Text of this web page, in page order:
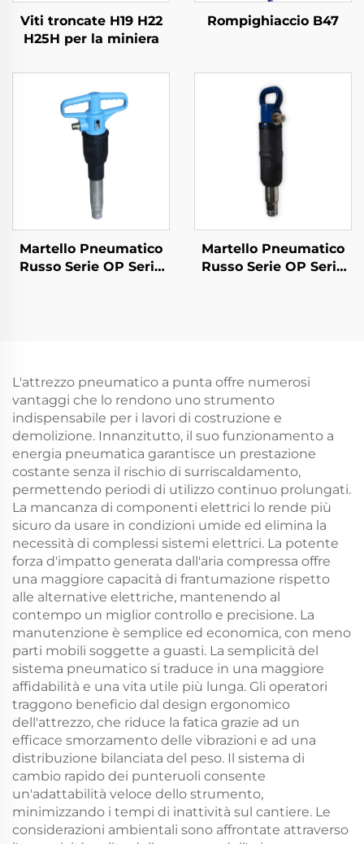
Viti troncate H19 H22
H25H per la miniera
Rompighiaccio B47
Martello Pneumatico
Russo Serie OP Serie
Martello Pneumatico
Russo Serie OP Serie
L'attrezzo pneumatico a punta offre numerosi
vantaggi che lo rendono uno strumento
indispensabile per i lavori di costruzione e
demolizione. Innanzitutto, il suo funzionamento a
energia pneumatica garantisce un prestazione
costante senza il rischio di surriscaldamento,
permettendo periodi di utilizzo continuo prolungati.
La mancanza di componenti elettrici lo rende più
sicuro da usare in condizioni umide ed elimina la
necessità di complessi sistemi elettrici. La potente
forza d'impatto generata dall'aria compressa offre
una maggiore capacità di frantumazione rispetto
alle alternative elettriche, mantenendo al
contempo un miglior controllo e precisione. La
manutenzione è semplice ed economica, con meno
parti mobili soggette a guasti. La semplicità del
sistema pneumatico si traduce in una maggiore
affidabilità e una vita utile più lunga. Gli operatori
traggono beneficio dal design ergonomico
dell'attrezzo, che riduce la fatica grazie ad un
efficace smorzamento delle vibrazioni e ad una
distribuzione bilanciata del peso. Il sistema di
cambio rapido dei punteruoli consente
un'adattabilità veloce dello strumento,
minimizzando i tempi di inattività sul cantiere. Le
considerazioni ambientali sono affrontate attraverso